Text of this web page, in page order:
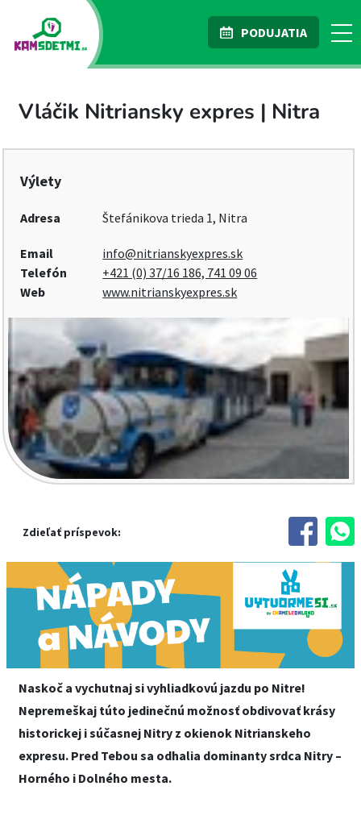
PODUJATIA
Vláčik Nitriansky expres | Nitra
Výlety
Adresa Štefánikova trieda 1, Nitra
Email
info@nitrianskyexpres.sk
Telefón
+421 (0) 37/16 186, 741 09 06
Web
www.nitrianskyexpres.sk
Zdieľať príspevok:
Naskoč a vychutnaj si vyhliadkovú jazdu po Nitre!
Nepremeškaj túto jedinečnú možnosť obdivovať krásy
historickej i súčasnej Nitry z okienok Nitrianskeho
expresu. Pred Tebou sa odhalia dominanty srdca Nitry –
Horného i Dolného mesta.